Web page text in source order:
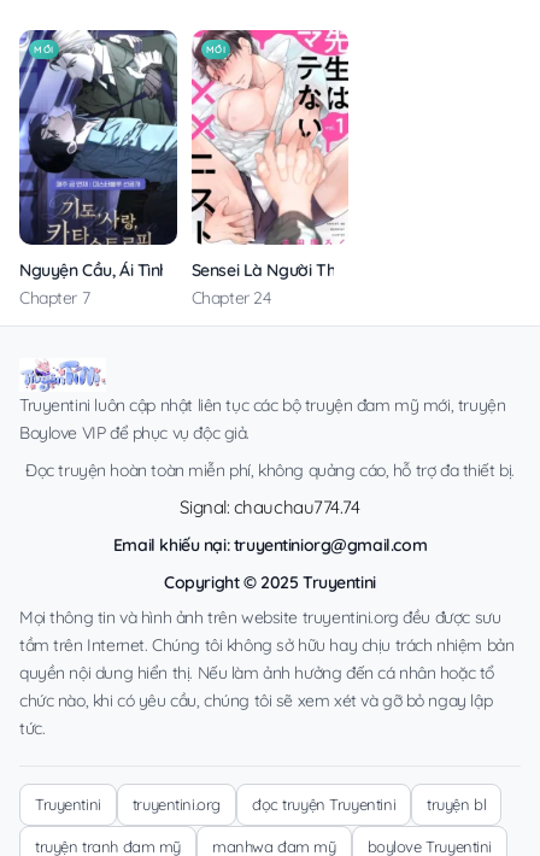
MỚI
Nguyện Cầu, Ái Tình, Tai Ương
Chapter 7
MỚI
Sensei Là Người Thích Chơi Mông
Chapter 24
Truyentini luôn cập nhật liên tục các bộ truyện đam mỹ mới, truyện
Boylove VIP để phục vụ độc giả.
Đọc truyện hoàn toàn miễn phí, không quảng cáo, hỗ trợ đa thiết bị.
Signal: chauchau774.74
Email khiếu nại:truyentiniorg@gmail.com
Copyright © 2025 Truyentini
Mọi thông tin và hình ảnh trên website truyentini.org đều được sưu
tầm trên Internet. Chúng tôi không sở hữu hay chịu trách nhiệm bản
quyền nội dung hiển thị. Nếu làm ảnh hưởng đến cá nhân hoặc tổ
chức nào, khi có yêu cầu, chúng tôi sẽ xem xét và gỡ bỏ ngay lập
tức.
Truyentini truyentini.org đọc truyện Truyentini truyện bl
truyện tranh đam mỹ manhwa đam mỹ boylove Truyentini